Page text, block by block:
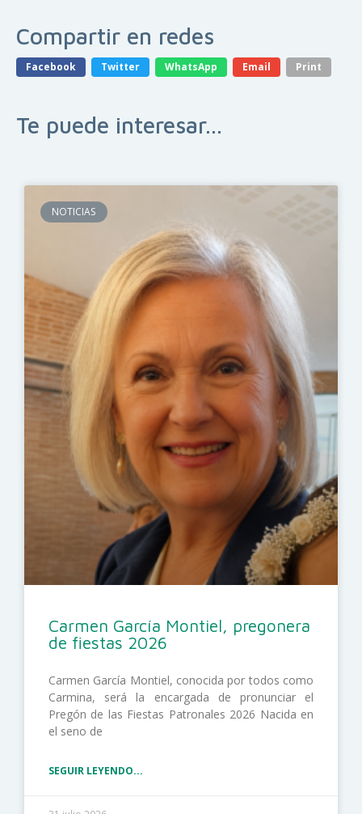
Compartir en redes
Facebook Twitter WhatsApp Email Print
Te puede interesar...
NOTICIAS
Carmen García Montiel, pregonera
de fiestas 2026
Carmen García Montiel, conocida por todos como
Carmina, será la encargada de pronunciar el
Pregón de las Fiestas Patronales 2026 Nacida en
el seno de
SEGUIR LEYENDO...